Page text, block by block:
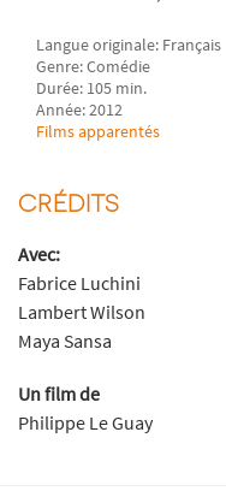
Langue originale: Français
Genre: Comédie
Durée: 105 min.
Année: 2012
Films apparentés
CRÉDITS
Avec:
Fabrice Luchini
Lambert Wilson
Maya Sansa
Un film de
Philippe Le Guay